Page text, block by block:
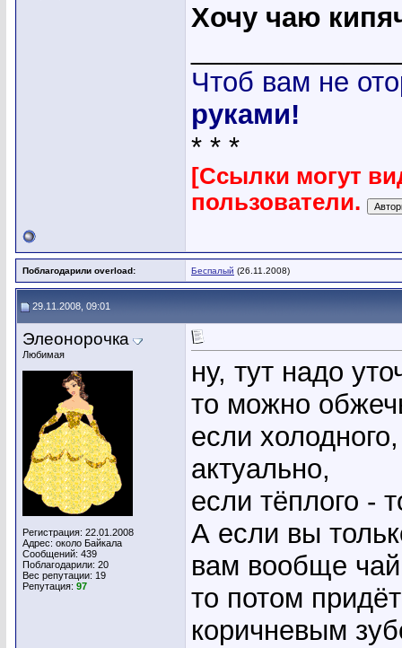
Хочу чаю
Чтоб вам не
руками!
* * *
[Ссылки могут
пользователи.
Поблагодарили overload: Беспалый (26.11.2008)
29.11.2008, 09:01
Элеонорочка
Любимая
Регистрация: 22.01.2008
Адрес: около Байкала
Сообщений: 439
Поблагодарили: 20
Вес репутации: 19
Репутация: 97
ну, тут надо
то можно
если
актуально,
если тёплого -
А если вы
вам вообще чай
то потом
коричневым